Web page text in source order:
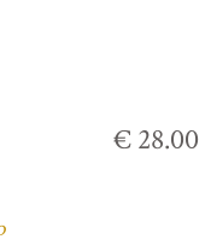
€ 28.00